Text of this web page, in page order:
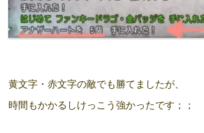
黄文字・赤文字の敵でも勝てましたが、
時間もかかるしけっこう強かったです；；